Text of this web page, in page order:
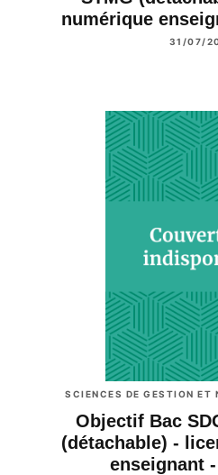
numérique
31/07/
SCIENCES DE GESTION ET
Objectif Bac
(détachable) -
enseignant